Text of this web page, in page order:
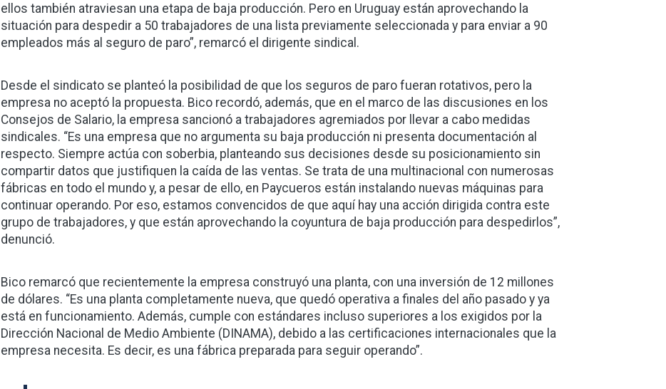
ellos también atraviesan una etapa de baja producción. Pero en Uruguay están aprovechando la
situación para despedir a 50 trabajadores de una lista previamente seleccionada y para enviar a 90
empleados más al seguro de paro”, remarcó el dirigente sindical.
Desde el sindicato se planteó la posibilidad de que los seguros de paro fueran rotativos, pero la
empresa no aceptó la propuesta. Bico recordó, además, que en el marco de las discusiones en los
Consejos de Salario, la empresa sancionó a trabajadores agremiados por llevar a cabo medidas
sindicales. “Es una empresa que no argumenta su baja producción ni presenta documentación al
respecto. Siempre actúa con soberbia, planteando sus decisiones desde su posicionamiento sin
compartir datos que justifiquen la caída de las ventas. Se trata de una multinacional con numerosas
fábricas en todo el mundo y, a pesar de ello, en Paycueros están instalando nuevas máquinas para
continuar operando. Por eso, estamos convencidos de que aquí hay una acción dirigida contra este
grupo de trabajadores, y que están aprovechando la coyuntura de baja producción para despedirlos”,
denunció.
Bico remarcó que recientemente la empresa construyó una planta, con una inversión de 12 millones
de dólares. “Es una planta completamente nueva, que quedó operativa a finales del año pasado y ya
está en funcionamiento. Además, cumple con estándares incluso superiores a los exigidos por la
Dirección Nacional de Medio Ambiente (DINAMA), debido a las certificaciones internacionales que la
empresa necesita. Es decir, es una fábrica preparada para seguir operando”.